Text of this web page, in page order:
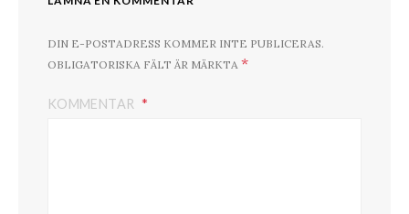
DIN E-POSTADRESS KOMMER INTE PUBLICERAS.
OBLIGATORISKA FÄLT ÄR MÄRKTA *
KOMMENTAR